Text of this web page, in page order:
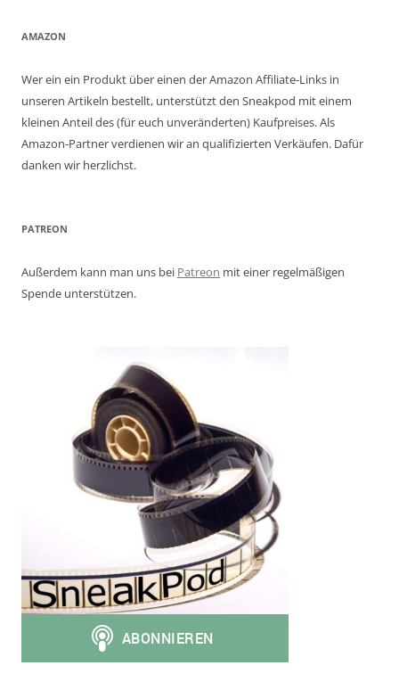
AMAZON
Wer ein ein Produkt über einen der Amazon Affiliate-Links in
unseren Artikeln bestellt, unterstützt den Sneakpod mit einem
kleinen Anteil des (für euch unveränderten) Kaufpreises. Als
Amazon-Partner verdienen wir an qualifizierten Verkäufen. Dafür
danken wir herzlichst.
PATREON
Außerdem kann man uns bei Patreon mit einer regelmäßigen
Spende unterstützen.